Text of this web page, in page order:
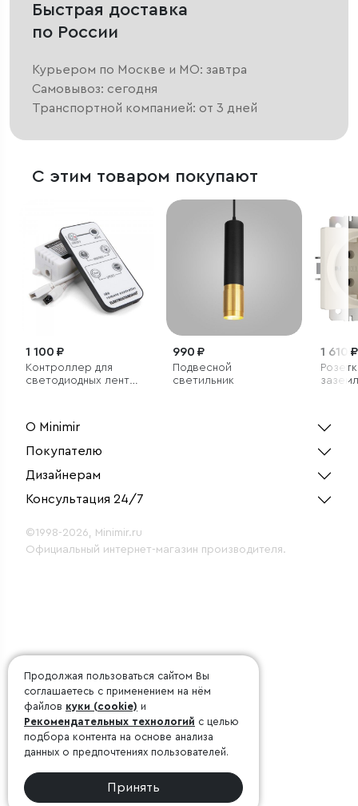
Быстрая доставка
по России
Курьером по Москве и МО: завтра
Самовывоз: сегодня
Транспортной компанией: от 3 дней
С этим товаром покупают
1 100 ₽
Контроллер для
светодиодных лент
990 ₽
Подвесной
светильник
1 610 ₽
О Minimir
Покупателю
Дизайнерам
Консультация 24/7
©1998-2026, Minimir.ru
Официальный интернет-магазин производителя.
Продолжая пользоваться сайтом Вы
соглашаетесь с применением на нём
файлов куки (cookie) и
Рекомендательных технологий с целью
подбора контента на основе анализа
данных о предпочтениях пользователей.
Принять